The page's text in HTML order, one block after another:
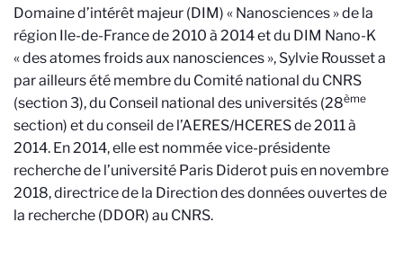
Domaine d’intérêt majeur (DIM) « Nanosciences » de la
région Ile-de-France de 2010 à 2014 et du DIM Nano-K
« des atomes froids aux nanosciences », Sylvie Rousset a
par ailleurs été membre du Comité national du CNRS
(section 3), du Conseil national des universités (28ème
section) et du conseil de l’AERES/HCERES de 2011 à
2014. En 2014, elle est nommée vice-présidente
recherche de l’université Paris Diderot puis en novembre
2018, directrice de la Direction des données ouvertes de
la recherche (DDOR) au CNRS.